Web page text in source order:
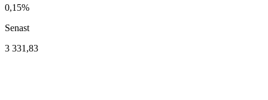
0,15%
Senast
3 331,83